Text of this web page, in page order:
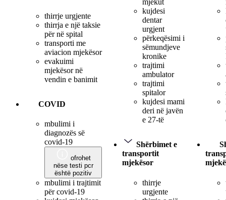
thirrje urgjente
thirrja e një taksie
për në spital
transporti me
aviacion mjekësor
evakuimi
mjekësor në
vendin e banimit
COVID
mbulimi i
diagnozës së
covid-19
ofrohet
nëse testi pcr
është pozitiv
mbulimi i trajtimit
për covid-19
mjekut
kujdesi
dentar
urgjent
përkeqësimi i
sëmundjeve
kronike
trajtimi
ambulator
trajtimi
spitalor
kujdesi mami
deri në javën
e 27-të
Shërbimet e
transportit
mjekësor
thirrje
urgjente